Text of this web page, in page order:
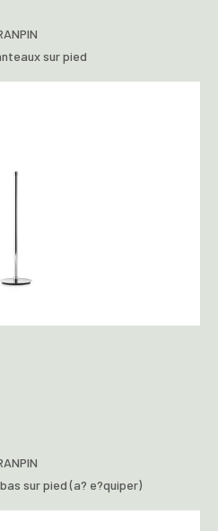
sur pied
sur pied (a? e?quiper)